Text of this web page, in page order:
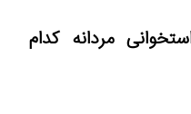
مردانه کدام